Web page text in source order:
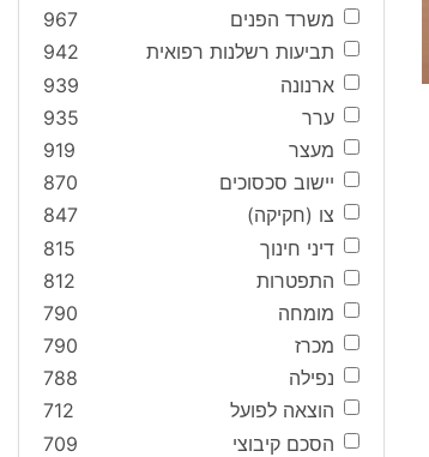
משרד הפנים
967
תביעות רשלנות רפואית
942
ארנונה
939
ערר
935
מעצר
919
יישוב סכסוכים
870
צו (חקיקה)
847
דיני חינוך
815
התפטרות
812
מומחה
790
מכרז
790
נפילה
788
הוצאה לפועל
712
הסכם קיבוצי
709